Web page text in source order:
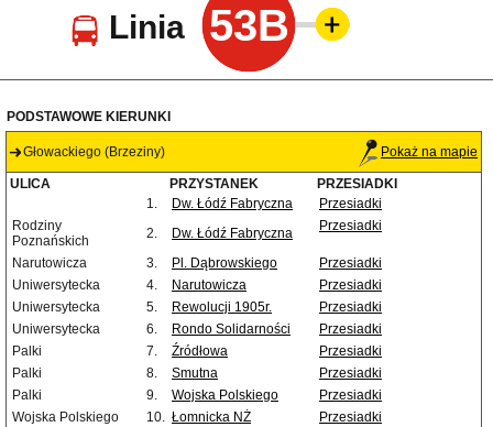
Linia 53B
PODSTAWOWE KIERUNKI
Głowackiego (Brzeziny) Pokaż na mapie
ULICA PRZYSTANEK
PRZESIADKI
1.
Dw. Łódź Fabryczna
Przesiadki
Rodziny
Poznańskich
2. Dw. Łódź Fabryczna Przesiadki
Narutowicza 3. Pl. Dąbrowskiego
Przesiadki
Uniwersytecka
4. Narutowicza
Przesiadki
Uniwersytecka
5. Rewolucji 1905r.
Przesiadki
Uniwersytecka
6. Rondo Solidarności
Przesiadki
Palki
7. Źródłowa
Przesiadki
Palki
8. Smutna
Przesiadki
Palki
9. Wojska Polskiego
Przesiadki
Wojska Polskiego
10. Łomnicka NŻ
Przesiadki